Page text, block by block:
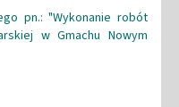
pn.: "Wykonanie robót
w Gmachu Nowym